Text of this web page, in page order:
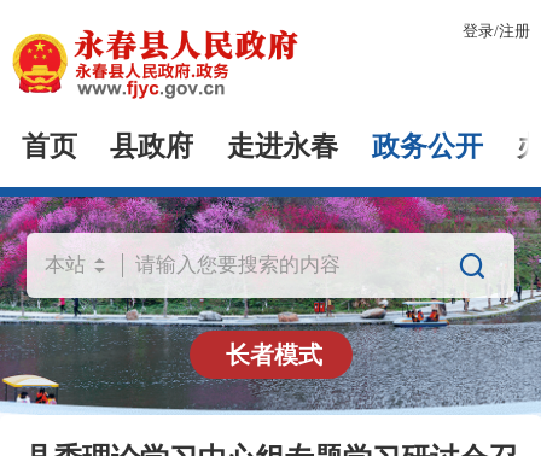
登录/注册
首页 县政府 走进永春 政务公开

长者模式